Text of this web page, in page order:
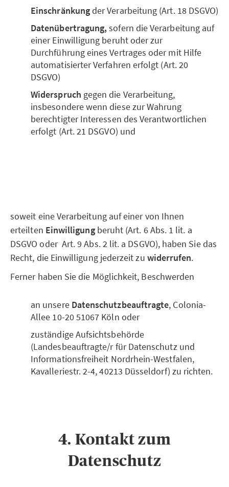
Einschränkungder Verarbeitung (Art. 18 DSGVO)
Datenübertragung,sofern die Verarbeitung auf
einer Einwilligung beruht oder zur
Durchführung eines Vertrages oder mit Hilfe
automatisierter Verfahren erfolgt (Art. 20
DSGVO)
Widerspruch gegen die Verarbeitung,
insbesondere wenn diese zur Wahrung
berechtigter Interessen des Verantwortlichen
erfolgt (Art. 21 DSGVO) und
soweit eine Verarbeitung auf einer von Ihnen
erteilten Einwilligungberuht (Art. 6 Abs. 1 lit. a
DSGVO oder Art. 9 Abs. 2 lit. a DSGVO), haben Sie das
Recht, die Einwilligung jederzeit zu widerrufen.
Ferner haben Sie die Möglichkeit, Beschwerden
an unsere Datenschutzbeauftragte, Colonia-
Allee 10-20 51067 Köln oder
zuständige Aufsichtsbehörde
(Landesbeauftragte/r für Datenschutz und
Informationsfreiheit Nordrhein-Westfalen,
Kavalleriestr. 2-4, 40213 Düsseldorf) zu richten.
4. Kontakt zum
Datenschutz